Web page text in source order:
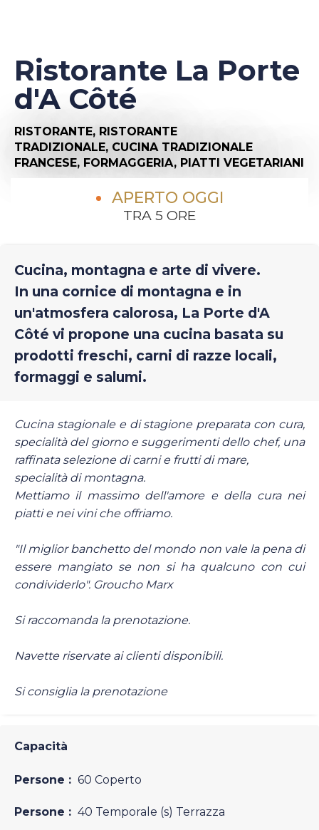
Ristorante La Porte
d'A Côté
RISTORANTE, RISTORANTE
TRADIZIONALE, CUCINA TRADIZIONALE
FRANCESE, FORMAGGERIA, PIATTI VEGETARIANI
APERTO OGGI
TRA 5 ORE
Cucina, montagna e arte di vivere.
In una cornice di montagna e in
un'atmosfera calorosa, La Porte d'A
Côté vi propone una cucina basata su
prodotti freschi, carni di razze locali,
formaggi e salumi.
Cucina stagionale e di stagione preparata con cura,
specialità del giorno e suggerimenti dello chef, una
raffinata selezione di carni e frutti di mare,
specialità di montagna.
Mettiamo il massimo dell'amore e della cura nei
piatti e nei vini che offriamo.
"Il miglior banchetto del mondo non vale la pena di
essere mangiato se non si ha qualcuno con cui
condividerlo". Groucho Marx
Si raccomanda la prenotazione.
Navette riservate ai clienti disponibili.
Si consiglia la prenotazione
Capacità
Persone : 60 Coperto
Persone : 40 Temporale (s) Terrazza